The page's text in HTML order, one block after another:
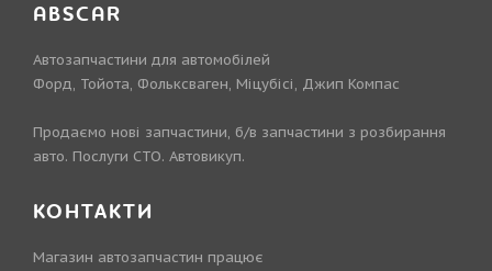
ABSCAR
Автозапчастини для автомобілей
Форд, Тойота, Фольксваген, Міцубісі, Джип Компас
Продаємо нові запчастини, б/в запчастини з розбирання
авто. Послуги СТО. Автовикуп.
КОНТАКТИ
Магазин автозапчастин працює